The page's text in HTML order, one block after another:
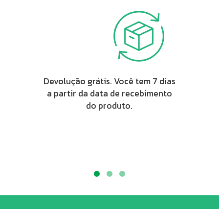
Devolução grátis. Você tem 7 dias
a partir da data de recebimento
do produto.